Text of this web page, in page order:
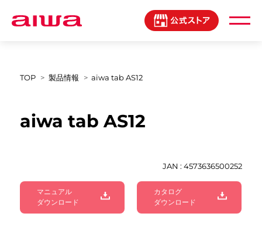
製品登録マイページ
TOP 製品情報 aiwa tab AS12
JAN : 4573636500252
aiwa tab AS12
マニュアル
ダウンロード
カタログ
ダウンロード